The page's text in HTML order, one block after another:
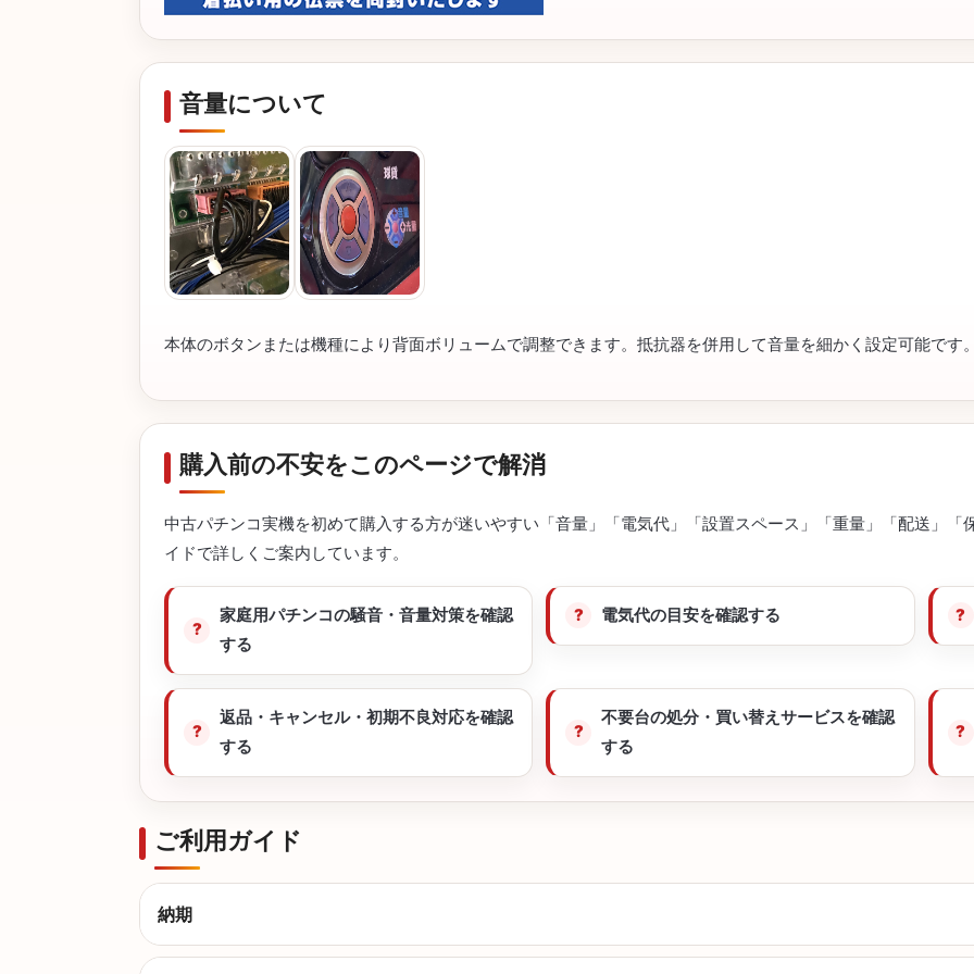
音量について
本体のボタンまたは機種により背面ボリュームで調整できます。抵抗器を併用して音量を細かく設定可能です
購入前の不安をこのページで解消
中古パチンコ実機を初めて購入する方が迷いやすい「音量」「電気代」「設置スペース」「重量」「配送」
イドで詳しくご案内しています。
家庭用パチンコの騒音・音量対策を確認
する
電気代の目安を確認する
返品・キャンセル・初期不良対応を確認
する
不要台の処分・買い替えサービスを確認
する
ご利用ガイド
納期